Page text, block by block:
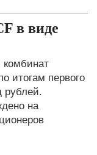
в виде
комбинат
итогам первого
рублей.
на